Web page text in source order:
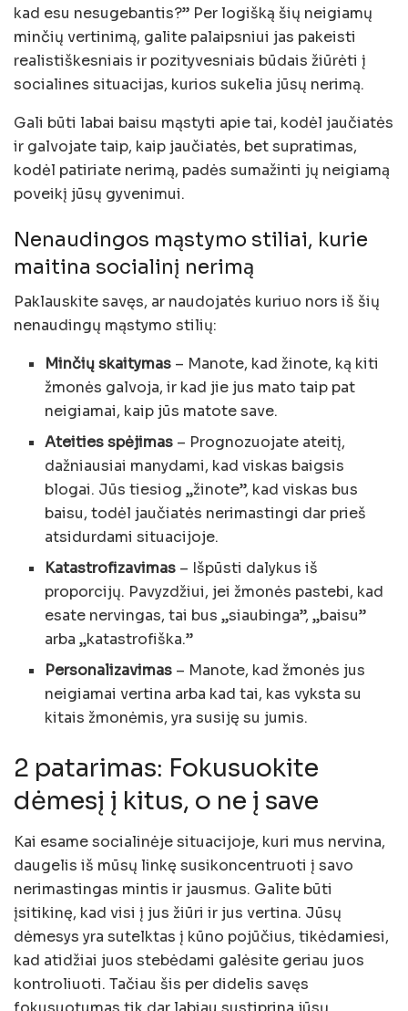
kad esu nesugebantis?” Per logišką šių neigiamų
minčių vertinimą, galite palaipsniui jas pakeisti
realistiškesniais ir pozityvesniais būdais žiūrėti į
socialines situacijas, kurios sukelia jūsų nerimą.
Gali būti labai baisu mąstyti apie tai, kodėl jaučiatės
ir galvojate taip, kaip jaučiatės, bet supratimas,
kodėl patiriate nerimą, padės sumažinti jų neigiamą
poveikį jūsų gyvenimui.
Nenaudingos mąstymo stiliai, kurie
maitina socialinį nerimą
Paklauskite savęs, ar naudojatės kuriuo nors iš šių
nenaudingų mąstymo stilių:
Minčių skaitymas – Manote, kad žinote, ką kiti
žmonės galvoja, ir kad jie jus mato taip pat
neigiamai, kaip jūs matote save.
Ateities spėjimas – Prognozuojate ateitį,
dažniausiai manydami, kad viskas baigsis
blogai. Jūs tiesiog „žinote”, kad viskas bus
baisu, todėl jaučiatės nerimastingi dar prieš
atsidurdami situacijoje.
Katastrofizavimas – Išpūsti dalykus iš
proporcijų. Pavyzdžiui, jei žmonės pastebi, kad
esate nervingas, tai bus „siaubinga”, „baisu”
arba „katastrofiška.”
Personalizavimas – Manote, kad žmonės jus
neigiamai vertina arba kad tai, kas vyksta su
kitais žmonėmis, yra susiję su jumis.
2 patarimas: Fokusuokite
dėmesį į kitus, o ne į save
Kai esame socialinėje situacijoje, kuri mus nervina,
daugelis iš mūsų linkę susikoncentruoti į savo
nerimastingas mintis ir jausmus. Galite būti
įsitikinę, kad visi į jus žiūri ir jus vertina. Jūsų
dėmesys yra sutelktas į kūno pojūčius, tikėdamiesi,
kad atidžiai juos stebėdami galėsite geriau juos
kontroliuoti. Tačiau šis per didelis savęs